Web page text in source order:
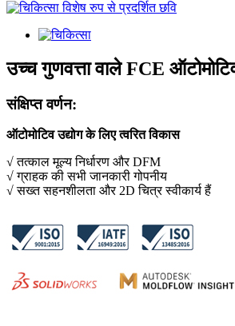
उच्च गुणवत्ता वाले FCE
संक्षिप्त वर्णन:
ऑटोमोटिव उद्योग के लिए त्वरित विकास
√ तत्काल मूल्य निर्धारण और DFM
√ ग्राहक की सभी जानकारी गोपनीय
√ सख्त सहनशीलता और 2D चित्र स्वीकार्य हैं